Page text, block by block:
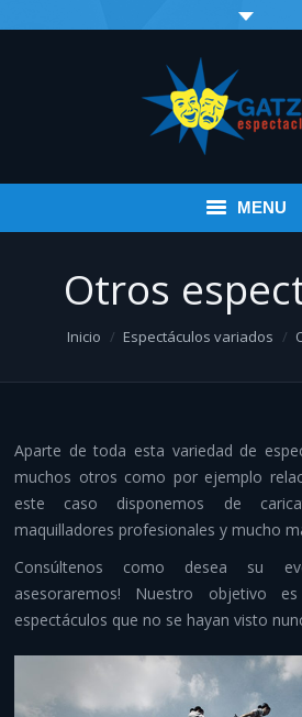
MENU
Despedidas y aventura
Otros servicios
Infraestructuras y material
Contacto
Otros
You are here:
Inicio Espectáculos variados
Aparte de toda esta variedad de
muchos otros como por ejemplo
este caso disponemos de
maquilladores profesionales y mucho
Consúltenos como desea su
asesoraremos! Nuestro objetivo
espectáculos que no se hayan visto